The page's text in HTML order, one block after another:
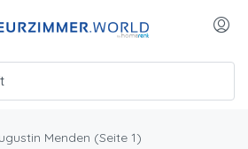
Menden (Seite 1)